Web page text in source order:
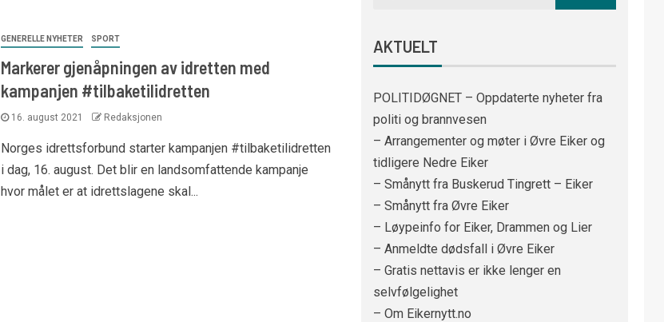
GENERELLE NYHETER SPORT
Markerer gjenåpningen av idretten med
kampanjen #tilbaketilidretten
16. august 2021 Redaksjonen
Norges idrettsforbund starter kampanjen #tilbaketilidretten
i dag, 16. august. Det blir en landsomfattende kampanje
hvor målet er at idrettslagene skal...
AKTUELT
POLITIDØGNET – Oppdaterte nyheter fra
politi og brannvesen
– Arrangementer og møter i Øvre Eiker og
tidligere Nedre Eiker
– Smånytt fra Buskerud Tingrett – Eiker
– Smånytt fra Øvre Eiker
– Løypeinfo for Eiker, Drammen og Lier
– Anmeldte dødsfall i Øvre Eiker
– Gratis nettavis er ikke lenger en
selvfølgelighet
– Om Eikernytt.no